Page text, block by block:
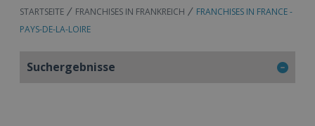
STARTSEITE FRANCHISES IN FRANKREICH
FRANCHISES IN FRANCE -
PAYS-DE-LA-LOIRE
Suchergebnisse